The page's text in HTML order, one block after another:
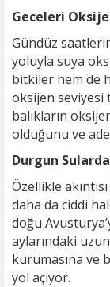
Geceleri
Gündüz
yoluyla suya
bitkiler hem de
oksijen seviyesi
balıkların
olduğunu ve
Durgun
Özellikle
daha da ciddi
doğu
aylarındaki
kurumasına ve
yol açıyor.